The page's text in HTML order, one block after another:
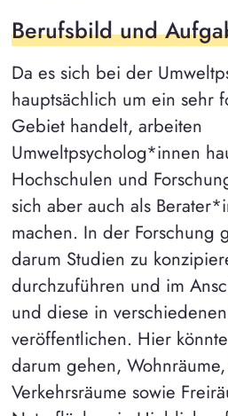
Berufsbild und
Da es sich bei der
hauptsächlich um ein sehr
Gebiet handelt, arbeiten
Umweltpsycholog*innen
Hochschulen und
sich aber auch als
machen. In der Forschung
darum Studien zu
durchzuführen und im
und diese in
veröffentlichen. Hier
darum gehen,
Verkehrsräume sowie